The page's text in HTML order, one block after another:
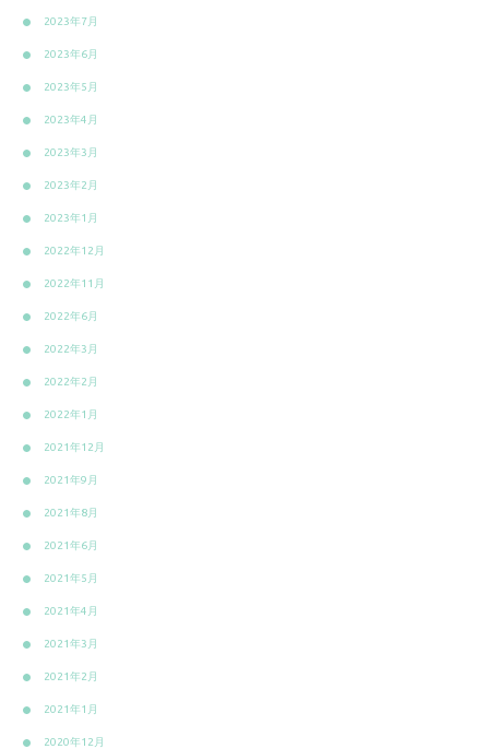
2023年7月
2023年6月
2023年5月
2023年4月
2023年3月
2023年2月
2023年1月
2022年12月
2022年11月
2022年6月
2022年3月
2022年2月
2022年1月
2021年12月
2021年9月
2021年8月
2021年6月
2021年5月
2021年4月
2021年3月
2021年2月
2021年1月
2020年12月